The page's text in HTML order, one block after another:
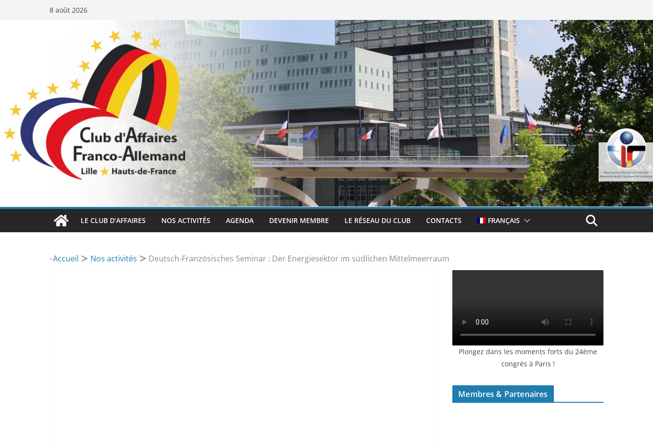
8 août 2026
LE CLUB D’AFFAIRES NOS ACTIVITÉS AGENDA DEVENIR MEMBRE LE RÉSEAU DU CLUB CONTACTS FRANÇAIS
-Accueil Nos activités Deutsch-Französisches Seminar : Der Energiesektor im südlichen Mittelmeerraum
Plongez dans les moments forts du 24ème
congrès à Paris !
Membres & Partenaires